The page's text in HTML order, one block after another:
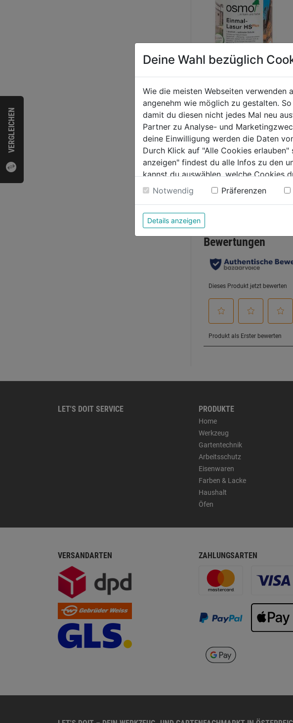
VERGLEICHEN
Einmal-Lasur HS-
PLUS
0.0 (0)
0.0
von
Sternen.
40,59€
€ 54,12/1 L
Bewertung
LET'S DOIT SERVICE PRODUKTE
Home
Werkzeug
Gartentechnik
Arbeitsschutz
Eisenwaren
Farben & Lacke
Haushalt
Öfen
VERSANDARTEN ZAHLUNGSARTEN
Deine Wahl bezüglich
Wie die meisten Webseiten verwenden
angenehm wie möglich zu gestalten.
damit du diesen nicht jedes Mal neu
Partner zu Analyse- und
deine Einwilligung werden die Daten
Durch Klick auf "Alle Cookies
anzeigen" findest du alle Infos zu den
kannst du auswählen, welche Cookies
Weitere Informationen findest du in
Notwendig Präferenzen
Details anzeigen